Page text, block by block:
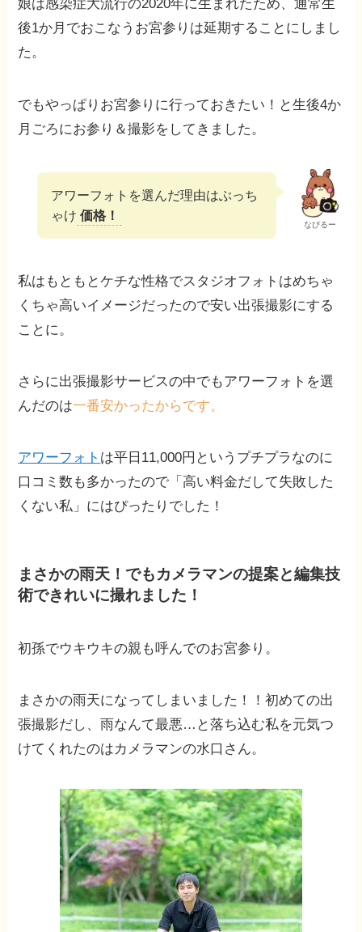
娘は感染症大流行の2020年に生まれたため、通常生
後1か月でおこなうお宮参りは延期することにしまし
た。
でもやっぱりお宮参りに行っておきたい！と生後4か
月ごろにお参り＆撮影をしてきました。
なびるー
アワーフォトを選んだ理由はぶっち
ゃけ 価格！
私はもともとケチな性格でスタジオフォトはめちゃ
くちゃ高いイメージだったので安い出張撮影にする
ことに。
さらに出張撮影サービスの中でもアワーフォトを選
んだのは一番安かったからです。
アワーフォト は平日11,000円というプチプラなのに
口コミ数も多かったので「高い料金だして失敗した
くない私」にはぴったりでした！
まさかの雨天！でもカメラマンの提案と編集技
術できれいに撮れました！
初孫でウキウキの親も呼んでのお宮参り。
まさかの雨天になってしまいました！！初めての出
張撮影だし、雨なんて最悪…と落ち込む私を元気つ
けてくれたのはカメラマンの水口さん。